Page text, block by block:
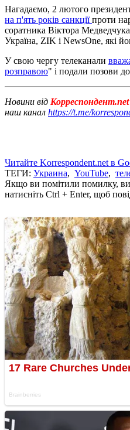
Нагадаємо, 2 лютого
на п'ять років санкціїпроти
соратника Віктора
Україна, ZIK і NewsOne, які
У свою чергу телеканали
розправою" і подали позови
Новини від Корреспондент.net
наш канал https://t.me/
Читайте Korrespondent.net в
ТЕГИ: Украина, YouTube,
Якщо ви помітили помилку,
натисніть Ctrl + Enter, щоб